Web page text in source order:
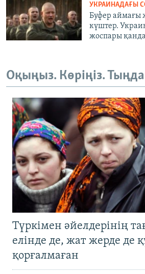
УКРАИНАДАҒЫ
Буфер аймағы
күштер.
жоспары
Оқыңыз. Көріңіз.
Түркімен әйелдерінің
елінде де, жат жерде де
қорғалмаған